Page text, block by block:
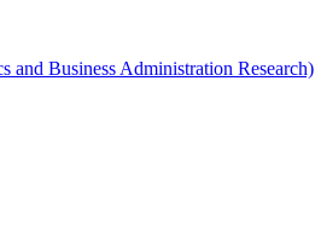
Business Administration Research)